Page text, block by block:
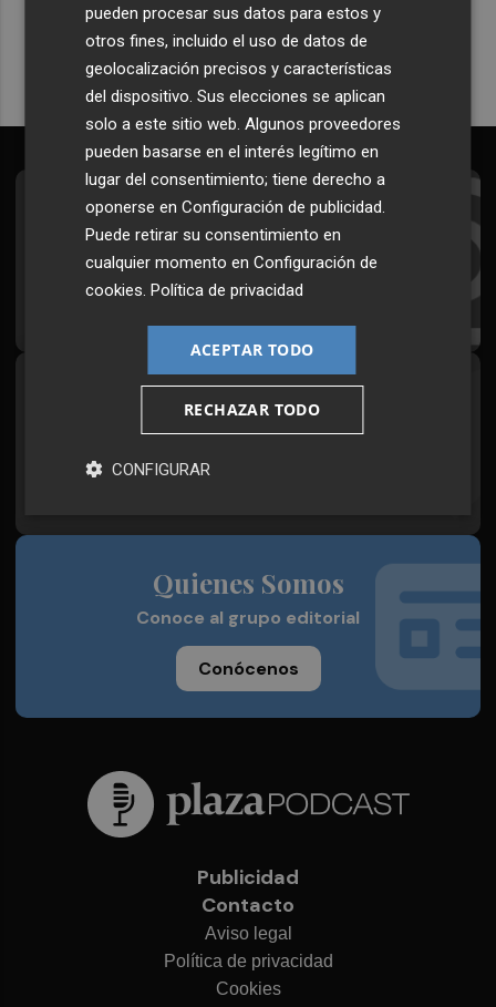
Quiero suscribirme
Suscríbete al Boletín
Todos los días a primera hora en tu email
¡Quiero suscribirme!
Síguenos en redes
Plaza Podcast, desde cualquier medio
Quienes Somos
Conoce al grupo editorial
Conócenos
Publicidad
Contacto
Aviso legal
Política de privacidad
Cookies
pueden procesar sus datos para estos y
otros fines, incluido el uso de datos de
geolocalización precisos y características
del dispositivo. Sus elecciones se aplican
solo a este sitio web. Algunos proveedores
pueden basarse en el interés legítimo en
lugar del consentimiento; tiene derecho a
oponerse enConfiguración de publicidad.
Puede retirar su consentimiento en
cualquier momento enConfiguración de
cookies.Política de privacidad
ACEPTAR TODO
RECHAZAR TODO
CONFIGURAR